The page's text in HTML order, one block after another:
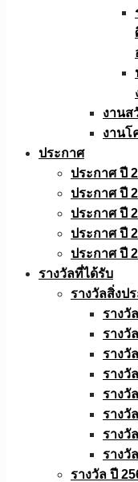
งานส
งานโ
ประกาศ
ประกาศ ปี
ประกาศ ปี
ประกาศ ปี
ประกาศ ปี
ประกาศ ปี
รางวัลที่ได้รับ
รางวัลสิ่งป
รางวั
รางวั
รางวั
รางวั
รางวั
รางวั
รางวั
รางวั
รางวัล ปี